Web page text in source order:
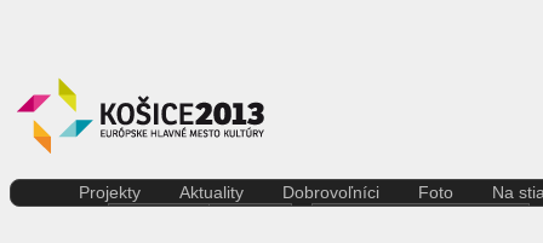
Projekty Aktuality Dobrovoľníci Foto Na